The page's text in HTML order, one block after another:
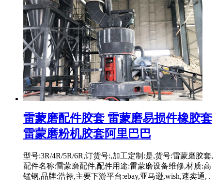
雷蒙磨配件胶套 雷蒙磨易损件橡胶套
雷蒙磨粉机胶套阿里巴巴
型号:3R/4R/5R/6R,订货号:,加工定制:是,货号:雷蒙磨胶套,
配件名称:雷蒙磨配件,配件用途:雷蒙磨设备维修,材质:高
锰钢,品牌:浩禄,主要下游平台:ebay,亚马逊,wish,速卖通, .